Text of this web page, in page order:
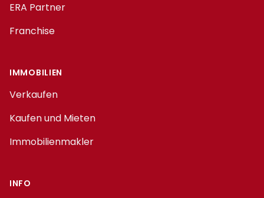
ERA Partner
Franchise
IMMOBILIEN
Verkaufen
Kaufen und Mieten
Immobilienmakler
INFO